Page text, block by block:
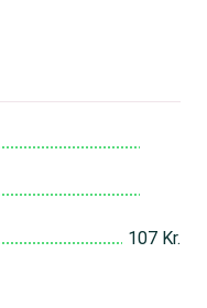
107 Kr.